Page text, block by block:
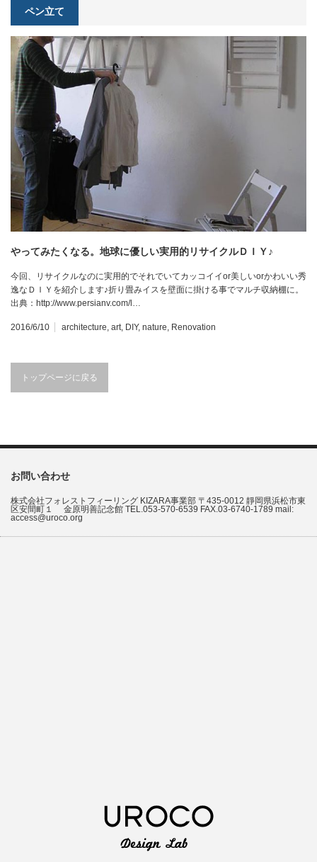
ペン立て
やってみたくなる。地球に優しい実用的リサイクルＤＩＹ♪
今回、リサイクルなのに実用的でそれでいてカッコイイor美しいorかわいい秀
逸なＤＩＹを紹介します♪折り畳みイスを壁面に掛ける事でマルチ収納棚に。
出典：http://www.persianv.com/l…
2016/6/10 architecture, art, DIY, nature, Renovation
トップページに戻る
お問い合わせ
株式会社フォレストフィーリング KIZARA事業部 〒435-0012 靜岡県浜松市東
区安間町１ 金原明善記念館 TEL.053-570-6539 FAX.03-6740-1789 mail:
access@uroco.org